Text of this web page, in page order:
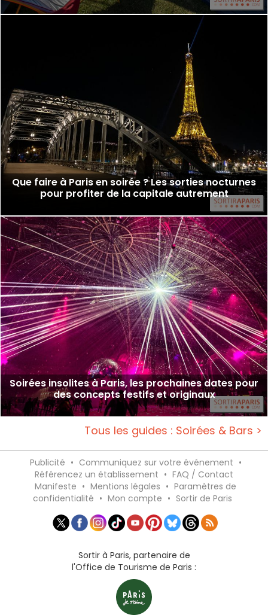
Que faire à Paris en soirée ? Les sorties nocturnes
pour profiter de la capitale autrement
Soirées insolites à Paris, les prochaines dates pour
des concepts festifs et originaux
Tous les guides : Soirées & Bars >
Publicité • Communiquez sur votre événement •
Référencez un établissement • FAQ / Contact
Manifeste • Mentions légales • Paramètres de
confidentialité • Mon compte • Sortir de Paris
Sortir à Paris, partenaire de
l'Office de Tourisme de Paris :